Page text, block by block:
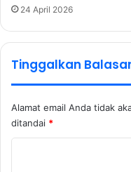
24 April 2026
Tinggalkan
Alamat email Anda tidak
ditandai *